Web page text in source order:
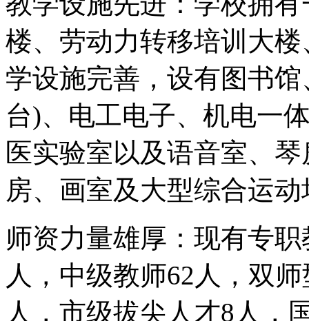
楼、劳动力转移培训大
学设施完善，设有图书
台)、电工电子、机电一
医实验室以及语音室、
房、画室及大型综合运
师资力量雄厚：现有专
人，中级教师62人，双
人，市级拔尖人才8人，